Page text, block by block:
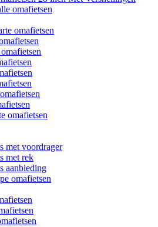
omafietsen
omafietsen
omafietsen
met voordrager
met rek
aanbieding
omafietsen